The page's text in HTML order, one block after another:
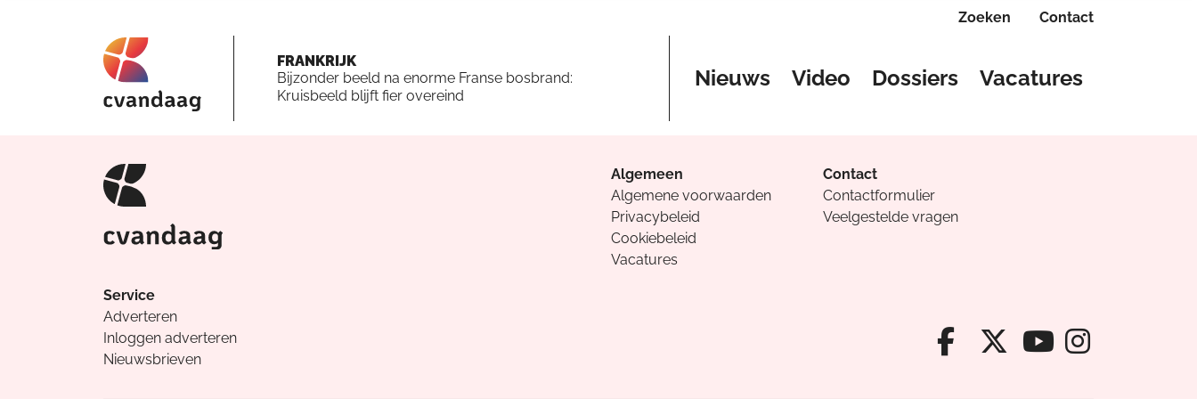
Zoeken Contact
FRANKRIJK
Bijzonder beeld na enorme Franse bosbrand:
Kruisbeeld blijft fier overeind
Nieuws Video Dossiers Vacatures
Algemeen
Algemene voorwaarden
Privacybeleid
Cookiebeleid
Vacatures
Contact
Contactformulier
Veelgestelde vragen
Service
Adverteren
Inloggen adverteren
Nieuwsbrieven
Facebook van
X van